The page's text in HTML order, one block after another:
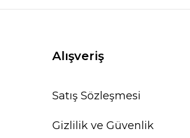
Alışveriş
Satış Sözleşmesi
Gizlilik ve Güvenlik